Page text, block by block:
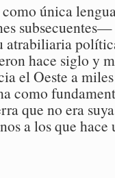
única
atrabiliaria
hace siglo y
el Oeste a
como
que no era
a los que